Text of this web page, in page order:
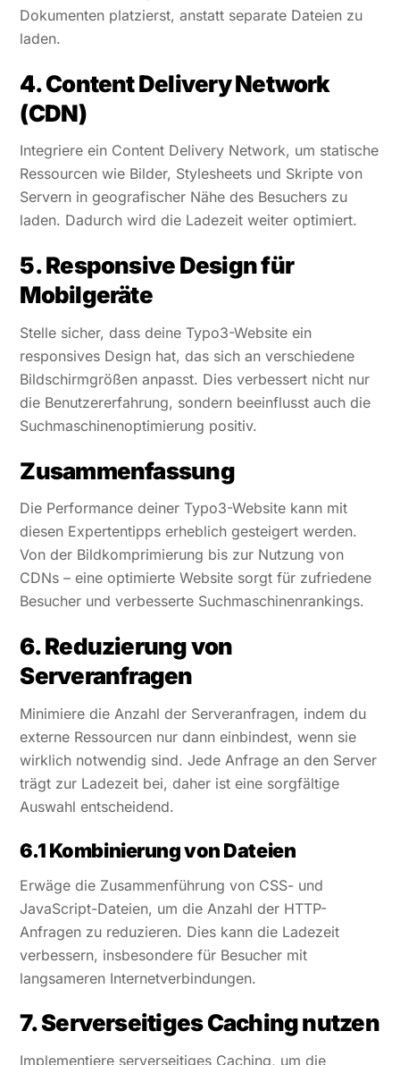
Dokumenten platzierst, anstatt separate Dateien zu
laden.
4. Content Delivery Network
(CDN)
Integriere ein Content Delivery Network, um statische
Ressourcen wie Bilder, Stylesheets und Skripte von
Servern in geografischer Nähe des Besuchers zu
laden. Dadurch wird die Ladezeit weiter optimiert.
5. Responsive Design für
Mobilgeräte
Stelle sicher, dass deine Typo3-Website ein
responsives Design hat, das sich an verschiedene
Bildschirmgrößen anpasst. Dies verbessert nicht nur
die Benutzererfahrung, sondern beeinflusst auch die
Suchmaschinenoptimierung positiv.
Zusammenfassung
Die Performance deiner Typo3-Website kann mit
diesen Expertentipps erheblich gesteigert werden.
Von der Bildkomprimierung bis zur Nutzung von
CDNs – eine optimierte Website sorgt für zufriedene
Besucher und verbesserte Suchmaschinenrankings.
6. Reduzierung von
Serveranfragen
Minimiere die Anzahl der Serveranfragen, indem du
externe Ressourcen nur dann einbindest, wenn sie
wirklich notwendig sind. Jede Anfrage an den Server
trägt zur Ladezeit bei, daher ist eine sorgfältige
Auswahl entscheidend.
6.1 Kombinierung von Dateien
Erwäge die Zusammenführung von CSS- und
JavaScript-Dateien, um die Anzahl der HTTP-
Anfragen zu reduzieren. Dies kann die Ladezeit
verbessern, insbesondere für Besucher mit
langsameren Internetverbindungen.
7. Serverseitiges Caching nutzen
Implementiere serverseitiges Caching, um die